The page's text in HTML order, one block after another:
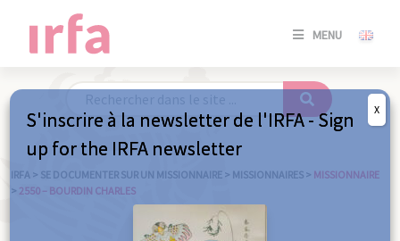
MENU
SE
/
IRFA > SE DOCUMENTER SUR UN MISSIONNAIRE > MISSIONNAIRES > MISSIONNAIRE
> 2550 – BOURDIN CHARLES
S'inscrire à la newsletter de l'IRFA - Sign
up for the IRFA newsletter
X